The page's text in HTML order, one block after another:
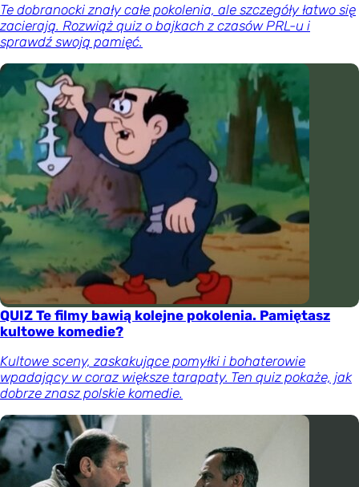
Te dobranocki znały całe pokolenia, ale szczegóły łatwo się
zacierają. Rozwiąż quiz o bajkach z czasów PRL-u i
sprawdź swoją pamięć.
QUIZ Te filmy bawią kolejne pokolenia. Pamiętasz
kultowe komedie?
Kultowe sceny, zaskakujące pomyłki i bohaterowie
wpadający w coraz większe tarapaty. Ten quiz pokaże, jak
dobrze znasz polskie komedie.